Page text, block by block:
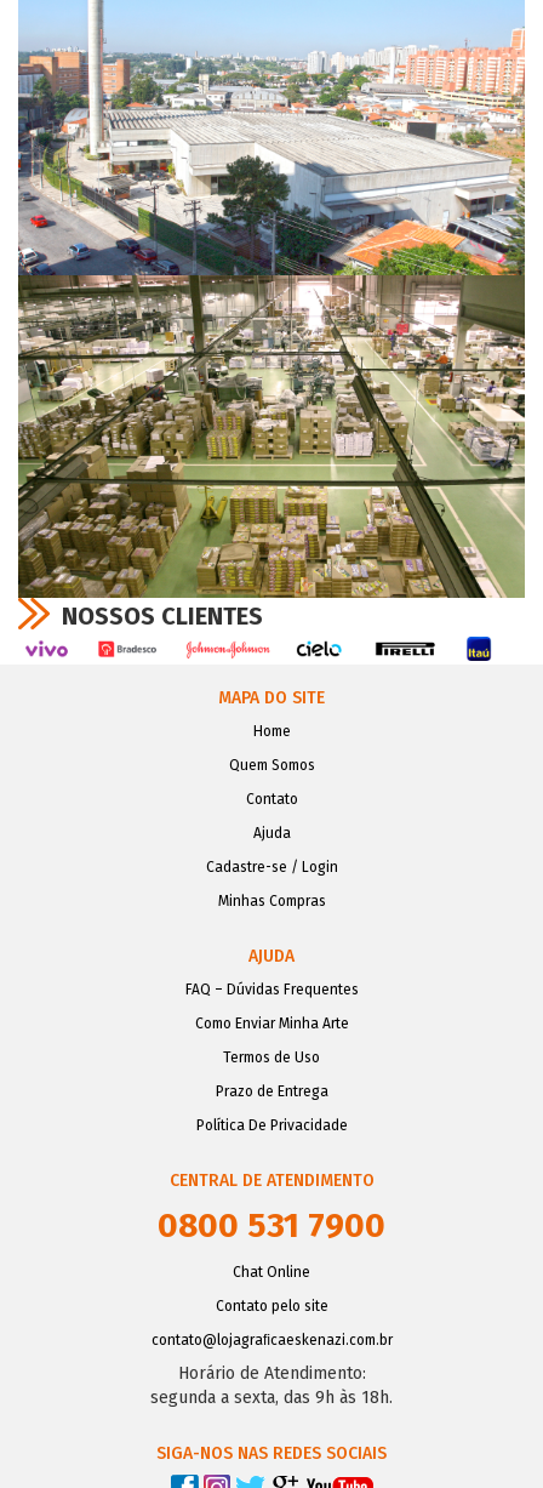
NOSSOS CLIENTES
MAPA DO SITE
Home
Quem Somos
Contato
Ajuda
Cadastre-se / Login
Minhas Compras
AJUDA
FAQ – Dúvidas Frequentes
Como Enviar Minha Arte
Termos de Uso
Prazo de Entrega
Política De Privacidade
CENTRAL DE ATENDIMENTO
0800 531 7900
Chat Online
Contato pelo site
contato@lojagraﬁcaeskenazi.com.br
Horário de Atendimento:
segunda a sexta, das 9h às 18h.
SIGA-NOS NAS REDES SOCIAIS